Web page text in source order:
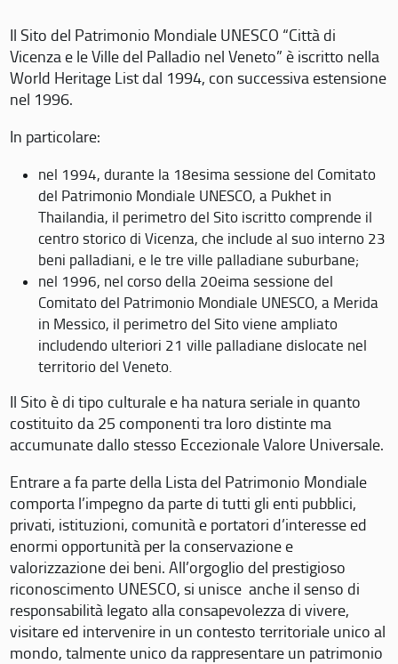
Il Sito del Patrimonio Mondiale UNESCO “Città di
Vicenza e le Ville del Palladio nel Veneto” è iscritto nella
World Heritage List dal 1994, con successiva estensione
nel 1996.
In particolare:
nel 1994, durante la 18esima sessione del Comitato
del Patrimonio Mondiale UNESCO, a Pukhet in
Thailandia, il perimetro del Sito iscritto comprende il
centro storico di Vicenza, che include al suo interno 23
beni palladiani, e le tre ville palladiane suburbane;
nel 1996, nel corso della 20eima sessione del
Comitato del Patrimonio Mondiale UNESCO, a Merida
in Messico, il perimetro del Sito viene ampliato
includendo ulteriori 21 ville palladiane dislocate nel
territorio del Veneto.
Il Sito è di tipo culturale e ha natura seriale in quanto
costituito da 25 componenti tra loro distinte ma
accumunate dallo stesso Eccezionale Valore Universale.
Entrare a fa parte della Lista del Patrimonio Mondiale
comporta l’impegno da parte di tutti gli enti pubblici,
privati, istituzioni, comunità e portatori d’interesse ed
enormi opportunità per la conservazione e
valorizzazione dei beni. All’orgoglio del prestigioso
riconoscimento UNESCO, si unisce anche il senso di
responsabilità legato alla consapevolezza di vivere,
visitare ed intervenire in un contesto territoriale unico al
mondo, talmente unico da rappresentare un patrimonio